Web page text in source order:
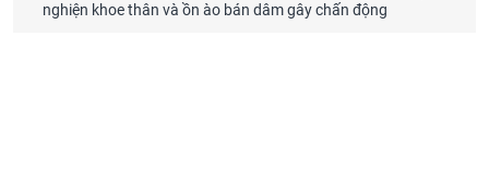
nghiện khoe thân và ồn ào bán dâm gây chấn động